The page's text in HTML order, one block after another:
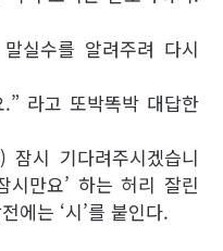
실수를 알려주려 다시
라고 또박똑박 대답한
잠시 기다려주시겠습니
시만요’ 하는 허리 잘린
에는 ‘시’를 붙인다.